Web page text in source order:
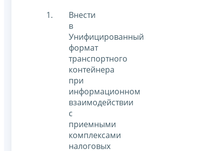
Внести
в
Унифицированный
формат
транспортного
контейнера
при
информационном
взаимодействии
с
приемными
комплексами
налоговых